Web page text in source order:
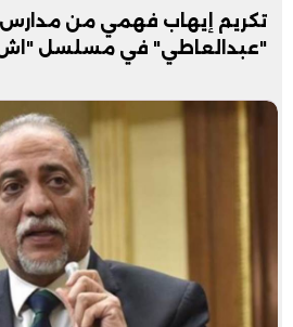
تكريم إيهاب فهمي من
"عبدالعاطي" في مسلسل